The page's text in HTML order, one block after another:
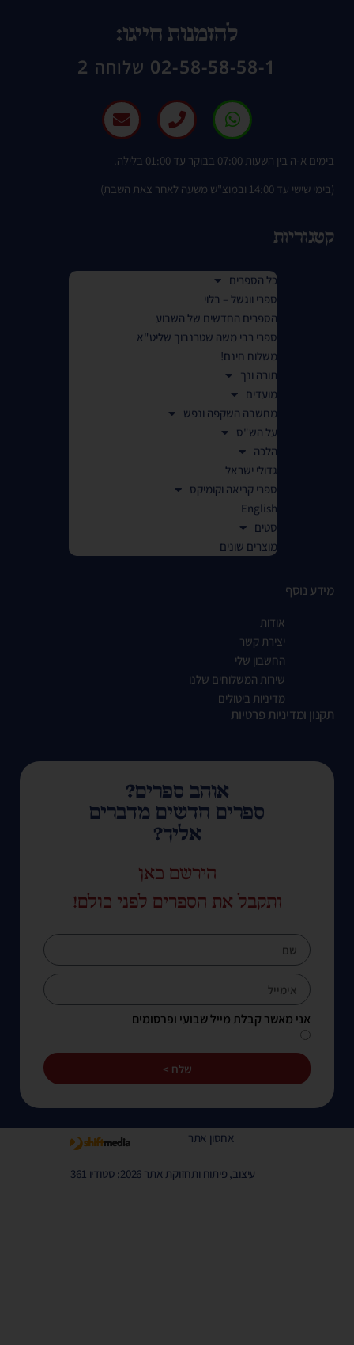
להזמנות חייגו:
02-58-58-58-1 שלוחה 2
בימים א-ה בין השעות 07:00 בבוקר עד 01:00 בלילה.
(בימי שישי עד 14:00 ובמוצ"ש משעה לאחר צאת השבת)
קטגוריות
כל הספרים
ספרי ווגשל – בלוי
הספרים החדשים של השבוע
ספרי רבי משה שטרנבוך שליט"א
משלוח חינם!
תורה ונך
מועדים
מחשבה השקפה ונפש
על הש"ס
הלכה
גדולי ישראל
ספרי קריאה וקומיקס
English
סטים
מוצרים שונים
מידע נוסף
אודות
יצירת קשר
החשבון שלי
שירות המשלוחים שלנו
מדיניות ביטולים
תקנון ומדיניות פרטיות
אוהב ספרים?
ספרים חדשים מדברים
אליך?
הירשם כאן
ותקבל את הספרים לפני כולם!
אני מאשר קבלת מייל שבועי ופרסומים
שלח >
אחסון אתר
עיצוב, פיתוח ותחזוקת אתר 2026: סטודיו 361